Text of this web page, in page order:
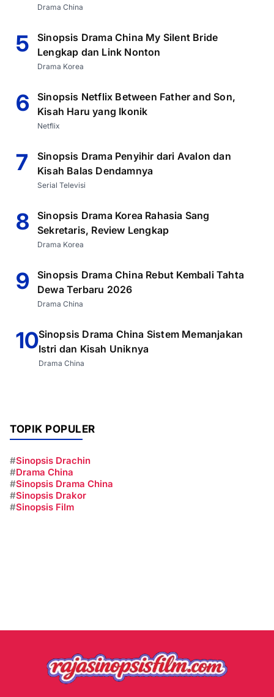
Drama China
5
Sinopsis Drama China My Silent Bride
Lengkap dan Link Nonton
Drama Korea
6
Sinopsis Netflix Between Father and Son,
Kisah Haru yang Ikonik
Netflix
7
Sinopsis Drama Penyihir dari Avalon dan
Kisah Balas Dendamnya
Serial Televisi
8
Sinopsis Drama Korea Rahasia Sang
Sekretaris, Review Lengkap
Drama Korea
9
Sinopsis Drama China Rebut Kembali Tahta
Dewa Terbaru 2026
Drama China
10Sinopsis Drama China Sistem Memanjakan
Istri dan Kisah Uniknya
Drama China
TOPIK POPULER
#Sinopsis Drachin
#Drama China
#Sinopsis Drama China
#Sinopsis Drakor
#Sinopsis Film